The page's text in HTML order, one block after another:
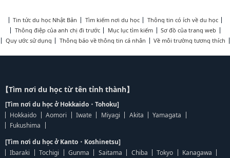
Tin tức du học Nhật Bản Tìm kiếm nơi du học
Thông tin có ích về du học
Thông điệp của anh chị đi trước
Mục lục tìm kiếm
Sơ đồ của trang web
Quy ước sử dụng
Thông báo về thông tin cá nhân Về môi trường tương thích
【Tìm nơi du học từ tên tỉnh thành】
[Tìm nơi du học ở Hokkaido・Tohoku]
Hokkaido
Aomori Iwate Miyagi Akita
Yamagata
Fukushima
[Tìm nơi du học ở Kanto・Koshinetsu]
Ibaraki
Tochigi Gunma Saitama Chiba Tokyo
Kanagawa